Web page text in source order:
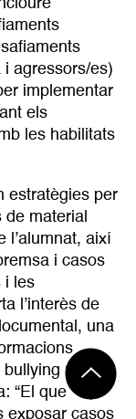
agressors/es)
implementar
els
les habilitats
estratègies per
de material
l’alumnat, així
i casos
i les
l’interès de
una
reals”
“El que
exposar casos